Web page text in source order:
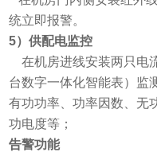
统立即报警。
5）供配电监控
在机房进线安装两只电
台数字一体化智能表）监
有功功率、功率因数、无
功电度等；
告警功能